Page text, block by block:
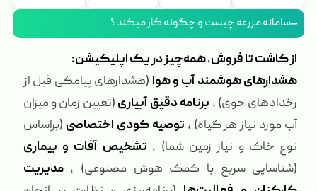
سامانه مزرعه چیست و چگونه کار میکند؟
از کاشت تا فروش، همه‌چیز در یک اپلیکیشن:
هشدارهای هوشمند آب و هوا (هشدارهای پیامکی قبل از
رخدادهای جوی) ، برنامه دقیق آبیاری (تعیین زمان و میزان
آب مورد نیاز هر گیاه) ، توصیه کودی اختصاصی (براساس
نوع خاک و نیاز زمین شما) ، تشخیص آفات و بیماری
(شناسایی سریع با کمک هوش مصنوعی) ،مدیریت